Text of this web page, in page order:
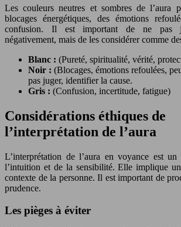
Les couleurs neutres et sombres de l’aura
blocages énergétiques, des émotions
confusion. Il est important de ne pas
négativement, mais de les considérer comme
Blanc : (Pureté, spiritualité, vérité,
Noir : (Blocages, émotions refoulées,
pas juger, identifier la cause.
Gris : (Confusion, incertitude, fatigue)
Considérations éthiques de
l’interprétation de l’aura
L’interprétation de l’aura en voyance est
l’intuition et de la sensibilité. Elle implique
contexte de la personne. Il est important de
prudence.
Les pièges à éviter